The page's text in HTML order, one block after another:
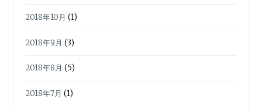
2018年10月 (1)
2018年9月 (3)
2018年8月 (5)
2018年7月 (1)